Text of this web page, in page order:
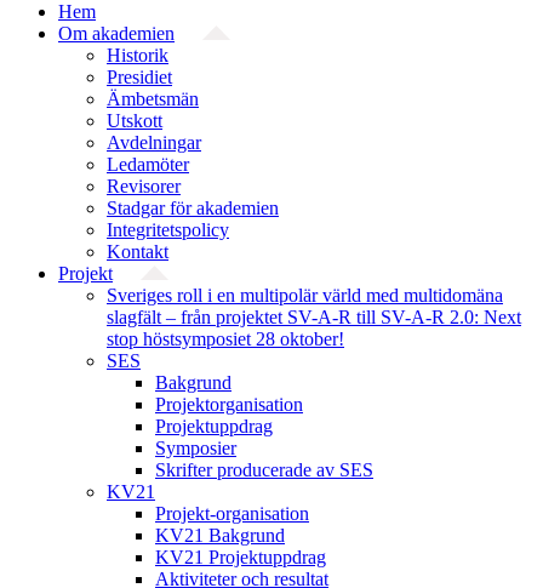
Hem
Om akademien
Historik
Presidiet
Ämbetsmän
Utskott
Avdelningar
Ledamöter
Revisorer
Stadgar för akademien
Integritetspolicy
Kontakt
Projekt
Sveriges roll i en multipolär värld med multidomäna
slagfält – från projektet SV-A-R till SV-A-R 2.0: Next
stop höstsymposiet 28 oktober!
SES
Bakgrund
Projekt­organisation
Projektuppdrag
Symposier
Skrifter producerade av SES
KV21
Projekt-organisation
KV21 Bakgrund
KV21 Projektuppdrag
Aktiviteter och resultat